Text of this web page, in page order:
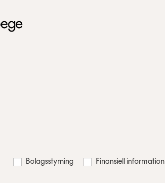
Bolagsstyrning Finansiell information